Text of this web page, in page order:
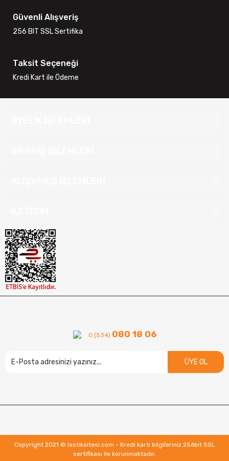
Güvenli Alışveriş
256 BIT SSL Sertifika
Taksit Seçeneği
Kredi Kart ile Ödeme
0 (534) 080 18 06
ÜYE OL
Copyright 2021 © lastiksitesi.com - Kredi kartı bilgileriniz 256bit SSL
sertifikası ile korunmaktadır.